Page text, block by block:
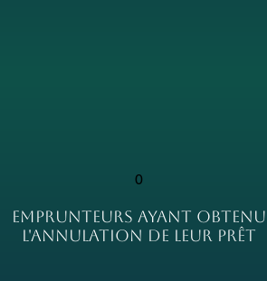
0
EMPRUNTEURS AYANT OBTENU
L'ANNULATION DE LEUR PRÊT